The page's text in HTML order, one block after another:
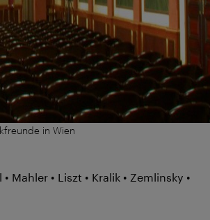
in Wien
Mahler • Liszt • Kralik • Zemlinsky •